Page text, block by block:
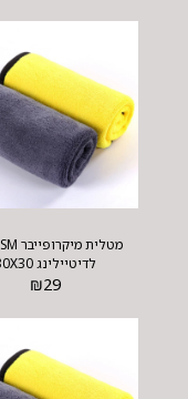
לדיטיילינג 30X30
₪29